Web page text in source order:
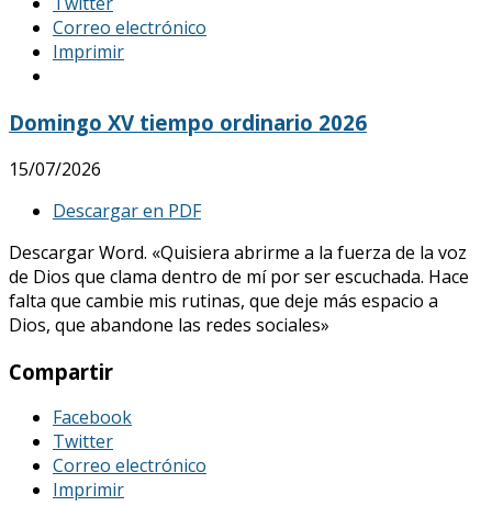
Correo electrónico
Imprimir
Domingo XV tiempo ordinario 2026
15/07/2026
Descargar en PDF
Descargar Word. «Quisiera abrirme a la fuerza de la voz
de Dios que clama dentro de mí por ser escuchada. Hace
falta que cambie mis rutinas, que deje más espacio a
Dios, que abandone las redes sociales»
Compartir
Facebook
Twitter
Correo electrónico
Imprimir